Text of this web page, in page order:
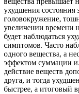
ухудшения состояния
головокружение,
увеличении времени
будет наблюдаться
симптомов. Часто
одного вещества, а
эффектом суммации
действие веществ
друга, и тогда
быстрее, а итоговый